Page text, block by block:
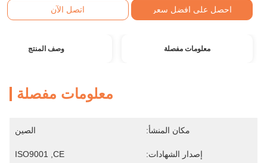
احصل على افضل سعر اتصل الآن
معلومات مفصلة وصف المنتج
معلومات مفصلة
مكان المنشأ: الصين
إصدار الشهادات: ISO9001 ,CE